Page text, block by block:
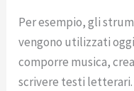
Per esempio, gli
vengono utilizzati
comporre musica,
scrivere testi